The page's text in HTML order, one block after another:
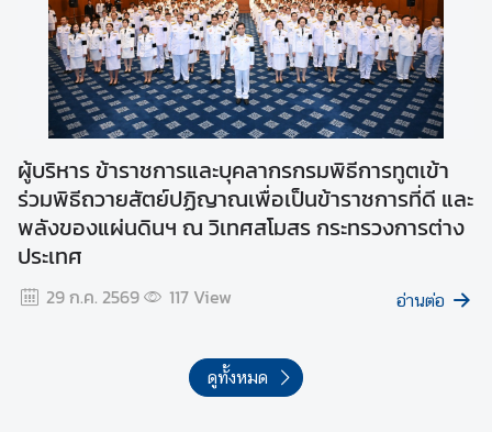
-
1
9
ก
ฎ
ห
ม
า
ย
ที่
เ
ผู้บริหาร ข้าราชการและบุคลากรกรมพิธีการทูตเข้า
ร่วมพิธีถวายสัตย์ปฏิญาณเพื่อเป็นข้าราชการที่ดี และ
พลังของแผ่นดินฯ ณ วิเทศสโมสร กระทรวงการต่าง
ประเทศ
29 ก.ค. 2569 117View อ่านต่อ
ดูทั้งหมด